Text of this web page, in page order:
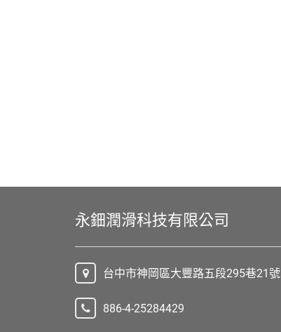
永鈿潤滑科技有限公司
台中市神岡區大豐路五段295巷21號
886-4-25284429